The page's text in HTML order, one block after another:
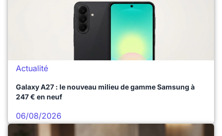
Actualité
Galaxy A27 : le nouveau milieu de gamme Samsung à
247 € en neuf
06/08/2026